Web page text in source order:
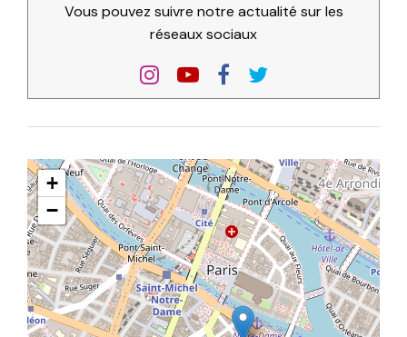
Vous pouvez suivre notre actualité sur les
réseaux sociaux
+
−